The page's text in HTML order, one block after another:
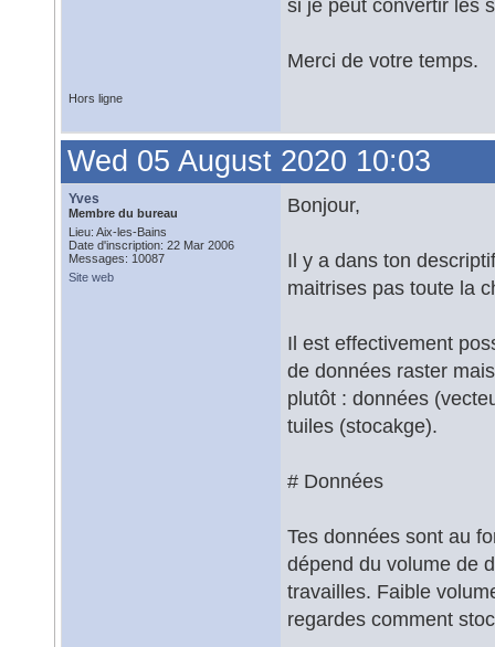
si je peut convertir les
Merci de votre temps.
Hors ligne
Wed 05 August 2020 10:03
Yves
Membre du bureau
Lieu: Aix-les-Bains
Date d'inscription: 22 Mar 2006
Messages: 10087
Site web
Bonjour,
Il y a dans ton
maitrises pas toute la
Il est effectivement
de données raster
plutôt : données
tuiles (stocakge).
# Données
Tes données sont au
dépend du volume de
travailles. Faible
regardes comment